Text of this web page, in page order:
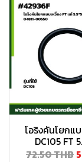
โอริงคันโยกแ
DC105 FT
72.50 THB